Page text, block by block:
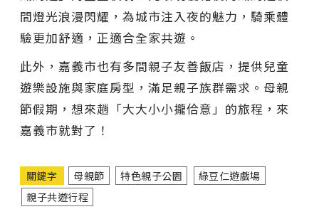
間燈光浪漫閃耀，為城市注入夜的魅力，騎乘體
驗更加舒適，正適合全家共遊。
此外，嘉義市也有多間親子友善飯店，提供兒童
遊樂設施與家庭房型，滿足親子族群需求。母親
節假期，想來趟「大大小小攏佮意」的旅程，來
嘉義市就對了！
關鍵字 母親節 特色親子公園
綠豆仁遊戲場
親子共遊行程